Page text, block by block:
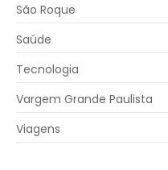
São Roque
Saúde
Tecnologia
Vargem Grande Paulista
Viagens